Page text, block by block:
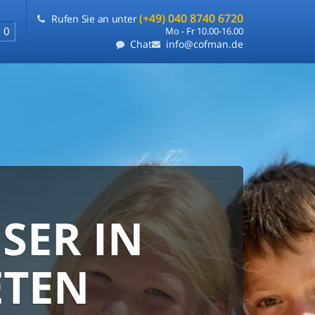
0
Rufen Sie an unter(+49) 040 8740 6720
Mo - Fr 10.00-16.00
Chat info@cofman.de
IN
uns